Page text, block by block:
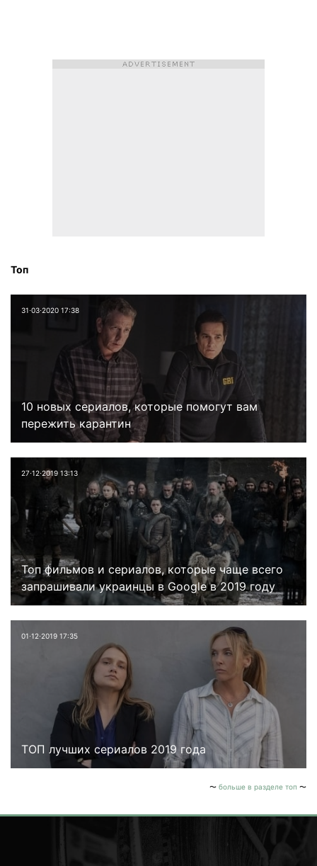
Топ
31⋅03⋅2020 17:38
10 новых сериалов, которые помогут вам
пережить карантин
27⋅12⋅2019 13:13
Топ фильмов и сериалов, которые чаще всего
запрашивали украинцы в Google в 2019 году
01⋅12⋅2019 17:35
ТОП лучших сериалов 2019 года
больше в разделе топ